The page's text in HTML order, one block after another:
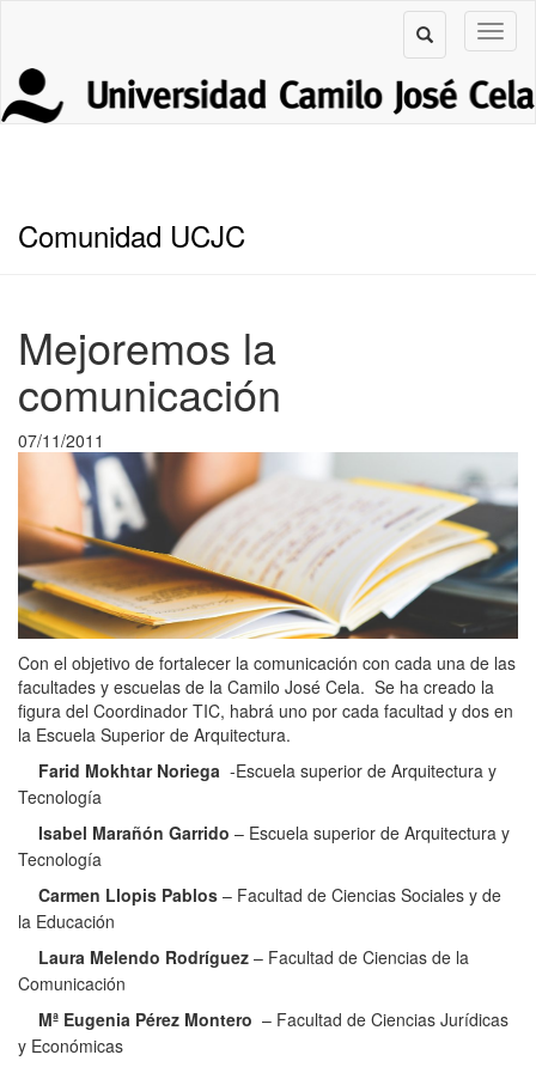
Comunidad UCJC
Mejoremos la
comunicación
07/11/2011
Con el objetivo de fortalecer la comunicación con cada una de las
facultades y escuelas de la Camilo José Cela. Se ha creado la
figura del Coordinador TIC, habrá uno por cada facultad y dos en
la Escuela Superior de Arquitectura.
Farid Mokhtar Noriega -Escuela superior de Arquitectura y
Tecnología
Isabel Marañón Garrido – Escuela superior de Arquitectura y
Tecnología
Carmen Llopis Pablos – Facultad de Ciencias Sociales y de
la Educación
Laura Melendo Rodríguez – Facultad de Ciencias de la
Comunicación
Mª Eugenia Pérez Montero – Facultad de Ciencias Jurídicas
y Económicas